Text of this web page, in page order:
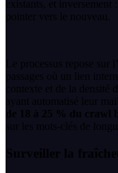
existants, et inversement
pointer vers le nouveau.
Le processus repose sur
passages où un lien
contexte et de la densité
ayant automatisé leur
de 18 à 25 % du crawl
sur les mots-clés de
Surveiller la